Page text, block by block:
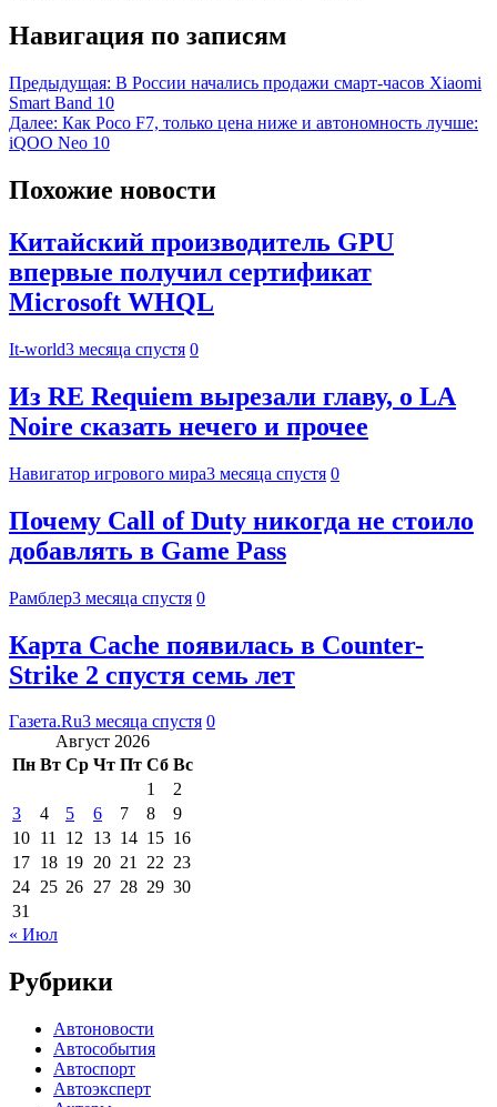
Навигация по записям
Предыдущая: В России начались продажи смарт-часов Xiaomi
Smart Band 10
Далее: Как Poco F7, только цена ниже и автономность лучше:
iQOO Neo 10
Похожие новости
Китайский производитель GPU
впервые получил сертификат
Microsoft WHQL
It-world3 месяца спустя 0
Из RE Requiem вырезали главу, о LA
Noire сказать нечего и прочее
Навигатор игрового мира3 месяца спустя 0
Почему Call of Duty никогда не стоило
добавлять в Game Pass
Рамблер3 месяца спустя 0
Карта Cache появилась в Counter-
Strike 2 спустя семь лет
Газета.Ru3 месяца спустя 0
Август 2026
Пн Вт Ср Чт Пт Сб Вс
1
2
3
4 5 6 7 8
9
10 11 12 13 14 15 16
17 18 19 20 21 22 23
24 25 26 27 28 29 30
31
« Июл
Рубрики
Автоновости
Автособытия
Автоспорт
Автоэксперт